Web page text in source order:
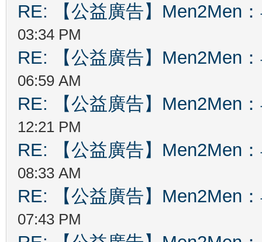
RE: 【公益廣告】Men2Men
03:34 PM
RE: 【公益廣告】Men2Men
06:59 AM
RE: 【公益廣告】Men2Men
12:21 PM
RE: 【公益廣告】Men2Men
08:33 AM
RE: 【公益廣告】Men2Men
07:43 PM